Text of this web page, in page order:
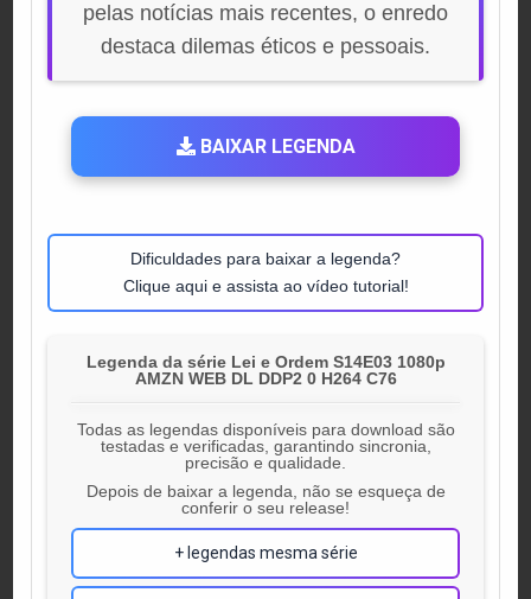
pelas notícias mais recentes, o enredo
destaca dilemas éticos e pessoais.
BAIXAR LEGENDA
Dificuldades para baixar a legenda?
Clique aqui e assista ao vídeo tutorial!
Legenda da série Lei e Ordem S14E03 1080p
AMZN WEB DL DDP2 0 H264 C76
Todas as legendas disponíveis para download são
testadas e verificadas, garantindo sincronia,
precisão e qualidade.
Depois de baixar a legenda, não se esqueça de
conferir o seu release!
+ legendas mesma série